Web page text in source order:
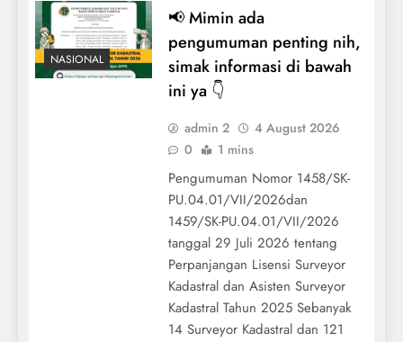
NASIONAL
📢 Mimin ada
pengumuman penting nih,
simak informasi di bawah
ini ya 👇
admin 2
4 August 2026
0
1 mins
Pengumuman Nomor 1458/SK-
PU.04.01/VII/2026dan
1459/SK-PU.04.01/VII/2026
tanggal 29 Juli 2026 tentang
Perpanjangan Lisensi Surveyor
Kadastral dan Asisten Surveyor
Kadastral Tahun 2025 Sebanyak
14 Surveyor Kadastral dan 121